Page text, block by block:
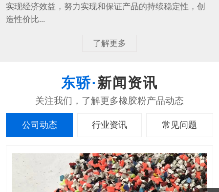
实现经济效益，努力实现和保证产品的持续稳定性，创
造性价比...
了解更多
新闻资讯
公司动态 行业资讯 常见问题